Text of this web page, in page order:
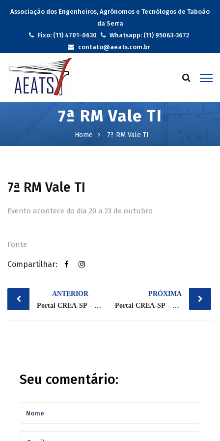
Associação dos Engenheiros, Agrônomos e Tecnólogos de Taboão
da Serra
Fixo: (11) 4701-0630
Whatsapp: (11) 95063-3672
contato@aeats.com.br
7ª RM Vale TI
Home 7ª RM Vale TI
7ª RM Vale TI
Evento acontece do dia 20 a 23 de outubro
Fonte
Compartilhar:
Post
navigation
ANTERIOR
Portal CREA-SP – Notícias – 16 de outubro
PRÓXIMA
Portal CREA-SP – Notícias – Indisponibilidade do sistema de atendimento 0800
Seu comentário: